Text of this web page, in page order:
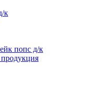
к
попс д/к
продукция